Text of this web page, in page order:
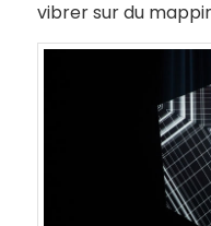
vibrer sur du